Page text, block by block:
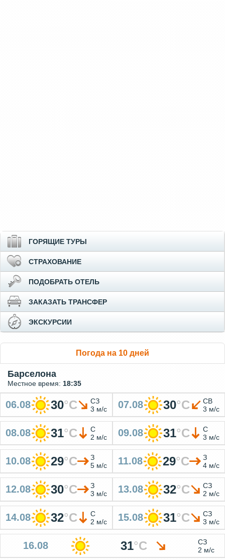
ГОРЯЩИЕ ТУРЫ
СТРАХОВАНИЕ
ПОДОБРАТЬ ОТЕЛЬ
ЗАКАЗАТЬ ТРАНСФЕР
ЭКСКУРСИИ
Погода на 10 дней
Барселона
Местное время: 18:35
06.08 30°C
СЗ
3 м/с
07.08 30°C
СВ
3 м/с
08.08 31°C
С
2 м/с
09.08 31°C
С
3 м/с
10.08 29°C
З
5 м/с
11.08 29°C
З
4 м/с
12.08 30°C
З
3 м/с
13.08 32°C
СЗ
2 м/с
14.08 32°C
С
2 м/с
15.08 31°C
СЗ
3 м/с
16.08 31°C
СЗ
2 м/с